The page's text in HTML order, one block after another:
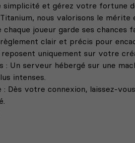
et gérez votre fortune
nous valorisons le
joueur garde ses chances
clair et précis pour
reposent uniquement sur votre
Un serveur hébergé sur une
intenses.
Dès votre connexion, laissez-